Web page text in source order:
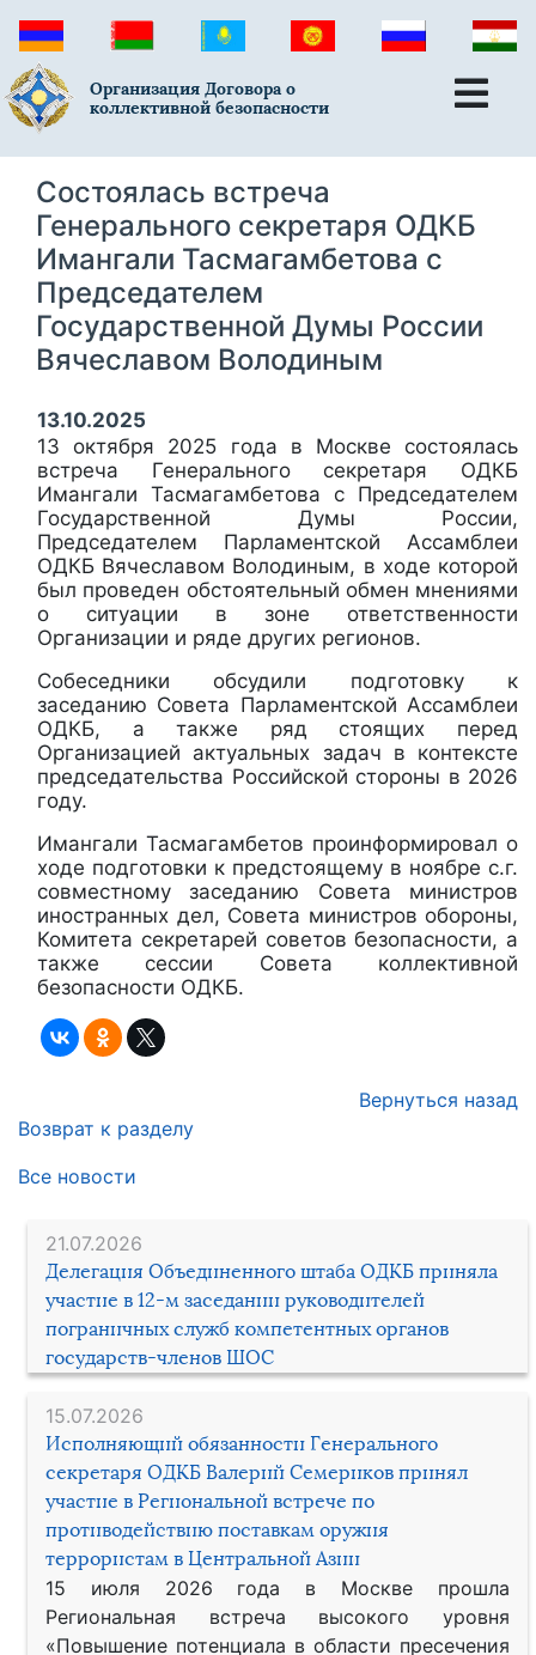
Организация Договора о
коллективной безопасности
21.07.2026
Делегация Объединенного штаба ОДКБ приняла
участие в 12-м заседании руководителей
пограничных служб компетентных органов
государств-членов ШОС
15.07.2026
Исполняющий обязанности Генерального
секретаря ОДКБ Валерий Семериков принял
участие в Региональной встрече по
противодействию поставкам оружия
террористам в Центральной Азии
15 июля 2026 года в Москве прошла
Региональная встреча высокого уровня
«Повышение потенциала в области пресечения
Состоялась встреча
Генерального секретаря ОДКБ
Имангали Тасмагамбетова с
Председателем
Государственной Думы России
Вячеславом Володиным
13.10.2025
13 октября 2025 года в Москве состоялась
встреча Генерального секретаря ОДКБ
Имангали Тасмагамбетова с Председателем
Государственной Думы России,
Председателем Парламентской Ассамблеи
ОДКБ Вячеславом Володиным, в ходе которой
был проведен обстоятельный обмен мнениями
о ситуации в зоне ответственности
Организации и ряде других регионов.
Собеседники обсудили подготовку к
заседанию Совета Парламентской Ассамблеи
ОДКБ, а также ряд стоящих перед
Организацией актуальных задач в контексте
председательства Российской стороны в 2026
году.
Имангали Тасмагамбетов проинформировал о
ходе подготовки к предстоящему в ноябре с.г.
совместному заседанию Совета министров
иностранных дел, Совета министров обороны,
Комитета секретарей советов безопасности, а
также сессии Совета коллективной
безопасности ОДКБ.
Вернуться назад
Возврат к разделу
Все новости